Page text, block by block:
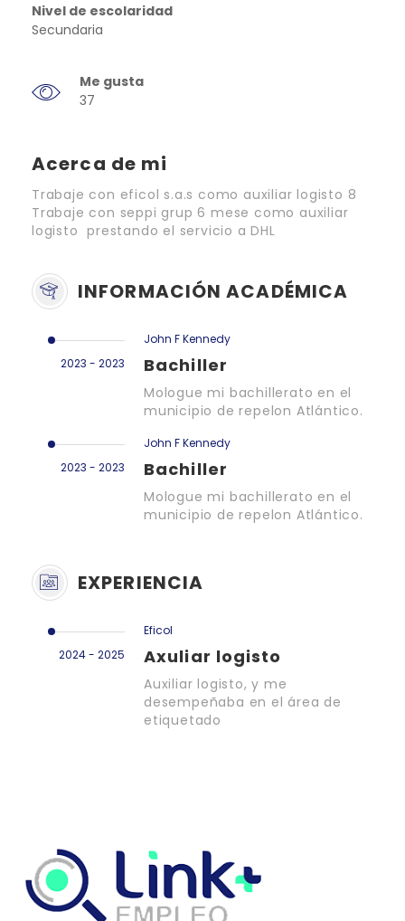
Nivel de escolaridad
Secundaria
Me gusta
37
Acerca de mi
Trabaje con eficol s.a.s como auxiliar logisto 8
Trabaje con seppi grup 6 mese como auxiliar
logisto prestando el servicio a DHL
INFORMACIÓN ACADÉMICA
2023 - 2023
John F Kennedy
Bachiller
Mologue mi bachillerato en el
municipio de repelon Atlántico.
2023 - 2023
John F Kennedy
Bachiller
Mologue mi bachillerato en el
municipio de repelon Atlántico.
EXPERIENCIA
2024 - 2025
Eficol
Axuliar logisto
Auxiliar logisto, y me
desempeñaba en el área de
etiquetado